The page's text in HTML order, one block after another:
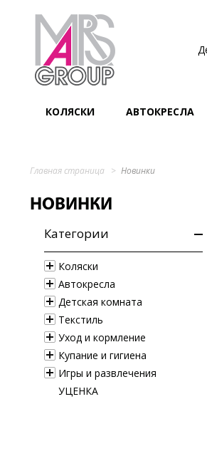
КОЛЯСКИ АВТОКРЕСЛА
Главная страница Новинки
НОВИНКИ
Категории
Коляски
Автокресла
Детская комната
Текстиль
Уход и кормление
Купание и гигиена
Игры и развлечения
УЦЕНКА